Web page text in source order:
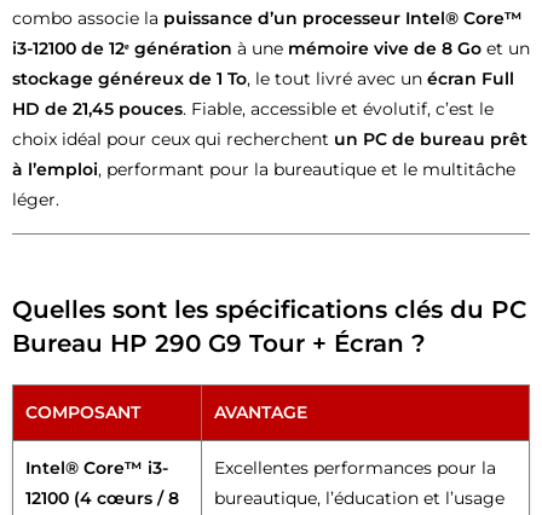
combo associe la puissance d’un processeur Intel® Core™
i3-12100 de 12ᵉ génération à une mémoire vive de 8 Go et un
stockage généreux de 1 To, le tout livré avec un écran Full
HD de 21,45 pouces. Fiable, accessible et évolutif, c’est le
choix idéal pour ceux qui recherchent un PC de bureau prêt
à l’emploi, performant pour la bureautique et le multitâche
léger.
Quelles sont les spécifications clés du PC
Bureau HP 290 G9 Tour + Écran ?
COMPOSANT AVANTAGE
Intel® Core™ i3-
12100 (4 cœurs / 8
Excellentes performances pour la
bureautique, l’éducation et l’usage